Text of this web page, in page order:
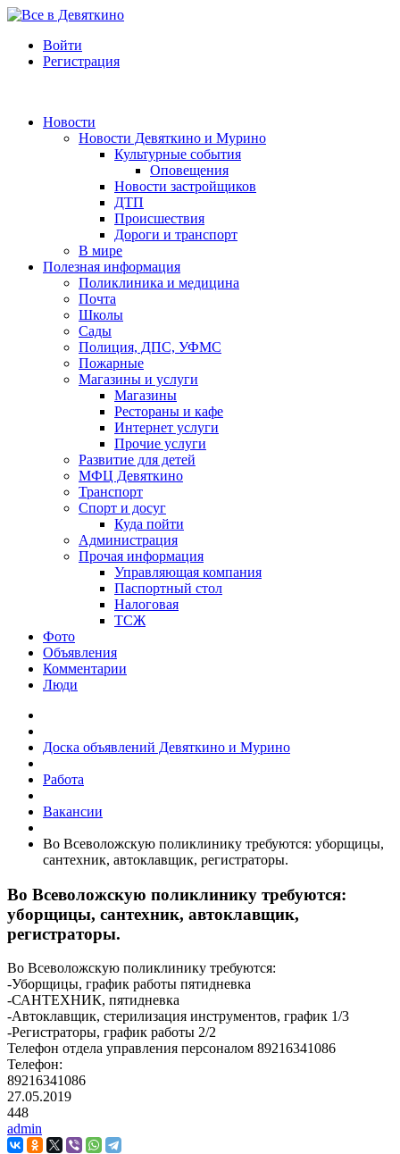
Войти
Регистрация
Новости
Новости Девяткино и Мурино
Культурные события
Оповещения
Новости застройщиков
ДТП
Происшествия
Дороги и транспорт
В мире
Полезная информация
Поликлиника и медицина
Почта
Школы
Сады
Полиция, ДПС, УФМС
Пожарные
Магазины и услуги
Магазины
Рестораны и кафе
Интернет услуги
Прочие услуги
Развитие для детей
МФЦ Девяткино
Транспорт
Спорт и досуг
Куда пойти
Администрация
Прочая информация
Управляющая компания
Паспортный стол
Налоговая
ТСЖ
Фото
Объявления
Комментарии
Люди
Доска объявлений Девяткино и Мурино
Работа
Вакансии
Во Всеволожскую поликлинику требуются: уборщицы,
сантехник, автоклавщик, регистраторы.
Во Всеволожскую поликлинику требуются:
уборщицы, сантехник, автоклавщик,
регистраторы.
Во Всеволожскую поликлинику требуются:
-Уборщицы, график работы пятидневка
-САНТЕХНИК, пятидневка
-Автоклавщик, стерилизация инструментов, график 1/3
-Регистраторы, график работы 2/2
Телефон отдела управления персоналом 89216341086
Телефон:
89216341086
27.05.2019
448
admin